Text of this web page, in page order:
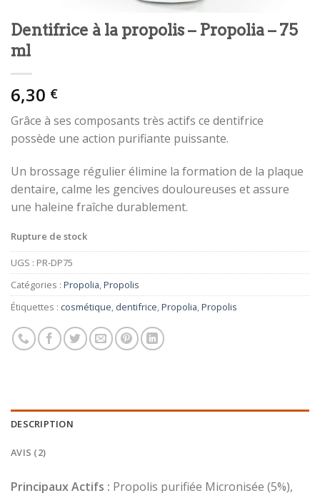
Dentifrice à la propolis – Propolia – 75
ml
6,30 €
Grâce à ses composants très actifs ce dentifrice
possède une action purifiante puissante.
Un brossage régulier élimine la formation de la plaque
dentaire, calme les gencives douloureuses et assure
une haleine fraîche durablement.
Rupture de stock
UGS : PR-DP75
Catégories : Propolia,Propolis
Étiquettes : cosmétique, dentifrice,Propolia,Propolis
DESCRIPTION
AVIS (2)
Principaux Actifs : Propolis purifiée Micronisée (5%),